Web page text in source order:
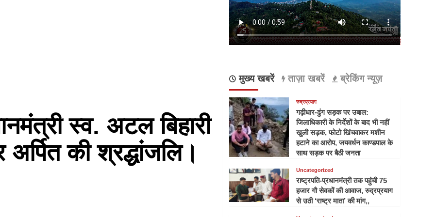
स्व. अटल बिहारी
की श्रद्धांजलि।
मुख्य खबरें ताज़ा खबरें ब्रेकिंग न्यूज़
रुद्रप्रयाग
गढ़ीधार-ढुंग सड़क पर उबाल:
जिलाधिकारी के निर्देशों के बाद भी नहीं
खुली सड़क, फोटो खिंचवाकर मशीन
हटाने का आरोप, जयवर्धन काण्डपाल के
साथ सड़क पर बैठी जनता
Uncategorized
राष्ट्रपति-प्रधानमंत्री तक पहुंची 75
हजार गौ सेवकों की आवाज, रुद्रप्रयाग
से उठी ‘राष्ट्र माता’ की मांग,,